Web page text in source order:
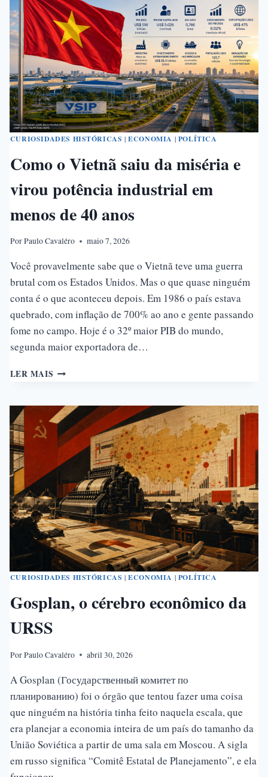
CURIOSIDADES HISTÓRICAS |ECONOMIA | POLÍTICA
Como o Vietnã saiu da miséria e
virou potência industrial em
menos de 40 anos
PorPaulo Cavaléro maio 7, 2026
Você provavelmente sabe que o Vietnã teve uma guerra
brutal com os Estados Unidos. Mas o que quase ninguém
conta é o que aconteceu depois. Em 1986 o país estava
quebrado, com inflação de 700% ao ano e gente passando
fome no campo. Hoje é o 32º maior PIB do mundo,
segunda maior exportadora de…
LER MAIS COMO
SAIU
DA
MISÉRIA
E
VIROU
POTÊNCIA
INDUSTRIAL
EM
MENOS
DE
40
ANOS
CURIOSIDADES HISTÓRICAS |ECONOMIA | POLÍTICA
Gosplan, o cérebro econômico da
URSS
PorPaulo Cavaléro abril 30, 2026
A Gosplan (Государственный комитет по
планированию) foi o órgão que tentou fazer uma coisa
que ninguém na história tinha feito naquela escala, que
era planejar a economia inteira de um país do tamanho da
União Soviética a partir de uma sala em Moscou. A sigla
em russo significa “Comitê Estatal de Planejamento”, e ela